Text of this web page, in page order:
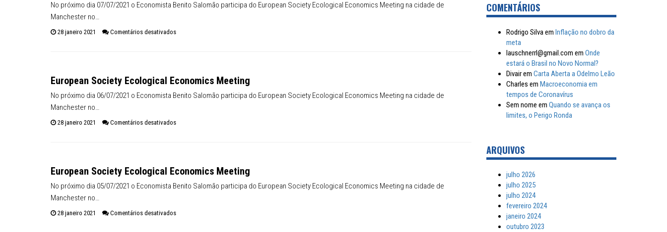
No próximo dia 07/07/2021 o Economista Benito Salomão participa do European Society Ecological Economics Meeting na cidade de
Manchester no…
28 janeiro 2021 Comentários desativadosem European Society Ecological Economics Meeting
European Society Ecological Economics Meeting
No próximo dia 06/07/2021 o Economista Benito Salomão participa do European Society Ecological Economics Meeting na cidade de
Manchester no…
28 janeiro 2021 Comentários desativadosem European Society Ecological Economics Meeting
European Society Ecological Economics Meeting
No próximo dia 05/07/2021 o Economista Benito Salomão participa do European Society Ecological Economics Meeting na cidade de
Manchester no…
28 janeiro 2021 Comentários desativadosem European Society Ecological Economics Meeting
COMENTÁRIOS
Rodrigo Silvaem Inflação no dobro da
meta
lauschnerrl@gmail.com em Onde
estará o Brasil no Novo Normal?
Divairem Carta Aberta a Odelmo Leão
Charles em Macroeconomia em
tempos de Coronavírus
Sem nome em Quando se avança os
limites, o Perigo Ronda
ARQUIVOS
julho 2026
julho 2025
julho 2024
fevereiro 2024
janeiro 2024
outubro 2023